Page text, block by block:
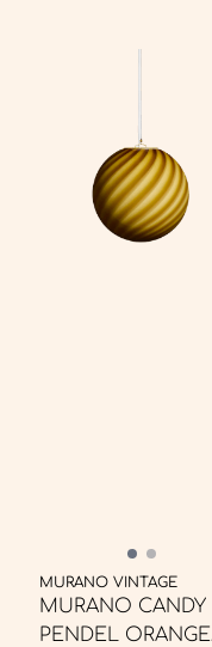
MURANO VINTAGE
MURANO CANDY
PENDEL ORANGE